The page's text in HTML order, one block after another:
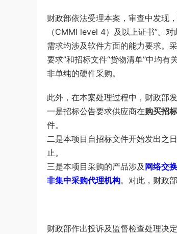
财政部依法受理本案，审查中发现
（CMMI level 4）及以上证书”。
需求均涉及软件方面的能力要求。
要求”和招标文件“货物清单”中均
非单纯的硬件采购。
此外，在本案处理过程中，财政部
一是招标公告要求供应商在购买招
件。
二是本项目自招标文件开始发出之
止。
三是本项目采购的产品涉及 网络交
非集中采购代理机构。对此，财政
财政部作出投诉及监督检查处理决